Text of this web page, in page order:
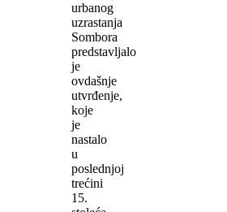
urbanog
uzrastanja
Sombora
predstavljalo
je
ovdašnje
utvrđenje,
koje
je
nastalo
u
poslednjoj
trećini
15.